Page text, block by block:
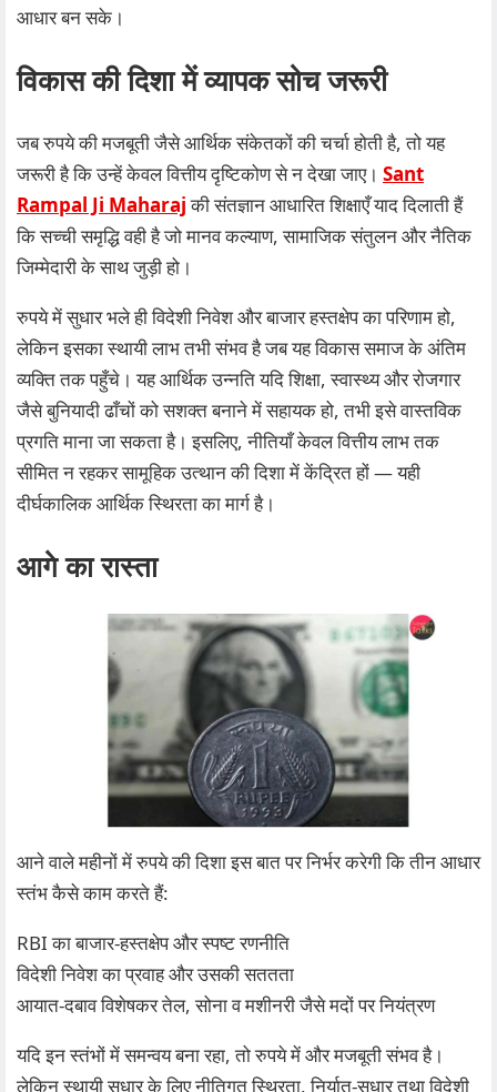
आधार बन सके।
विकास की दिशा में व्यापक सोच जरूरी
जब रुपये की मजबूती जैसे आर्थिक संकेतकों की चर्चा होती है, तो यह
जरूरी है कि उन्हें केवल वित्तीय दृष्टिकोण से न देखा जाए। Sant
Rampal Ji Maharajकी संतज्ञान आधारित शिक्षाएँ याद दिलाती हैं
कि सच्ची समृद्धि वही है जो मानव कल्याण, सामाजिक संतुलन और नैतिक
जिम्मेदारी के साथ जुड़ी हो।
रुपये में सुधार भले ही विदेशी निवेश और बाजार हस्तक्षेप का परिणाम हो,
लेकिन इसका स्थायी लाभ तभी संभव है जब यह विकास समाज के अंतिम
व्यक्ति तक पहुँचे। यह आर्थिक उन्नति यदि शिक्षा, स्वास्थ्य और रोजगार
जैसे बुनियादी ढाँचों को सशक्त बनाने में सहायक हो, तभी इसे वास्तविक
प्रगति माना जा सकता है। इसलिए, नीतियाँ केवल वित्तीय लाभ तक
सीमित न रहकर सामूहिक उत्थान की दिशा में केंद्रित हों — यही
दीर्घकालिक आर्थिक स्थिरता का मार्ग है।
आगे का रास्ता
आने वाले महीनों में रुपये की दिशा इस बात पर निर्भर करेगी कि तीन आधार
स्तंभ कैसे काम करते हैं:
RBIका बाजार‑हस्तक्षेप और स्पष्ट रणनीति
विदेशी निवेश का प्रवाह और उसकी सततता
आयात‑दबाव विशेषकर तेल, सोना व मशीनरी जैसे मदों पर नियंत्रण
यदि इन स्तंभों में समन्वय बना रहा, तो रुपये में और मजबूती संभव है।
लेकिन स्थायी सुधार के लिए नीतिगत स्थिरता, निर्यात‑सुधार तथा विदेशी